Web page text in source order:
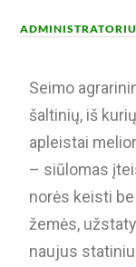
Seimo
šaltinių, iš
apleistai
– siūlomas
norės keisti
žemės,
naujus